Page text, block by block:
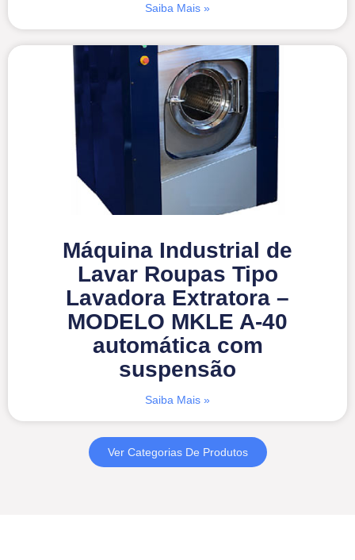
Saiba Mais »
Máquina Industrial de
Lavar Roupas Tipo
Lavadora Extratora –
MODELO MKLE A-40
automática com
suspensão
Saiba Mais »
Ver Categorias De Produtos